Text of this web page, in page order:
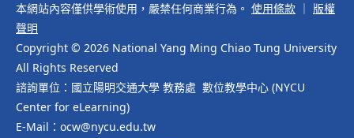
本網站內容僅供學術使用，嚴禁任何商業行為。 使用條款
版權
聲明
Copyright © 2026 National Yang Ming Chiao Tung University
All Rights Reserved
諮詢單位：國立陽明交通大學 教務處 數位教學中心 (NYCU
Center for eLearning)
E-Mail：ocw@nycu.edu.tw